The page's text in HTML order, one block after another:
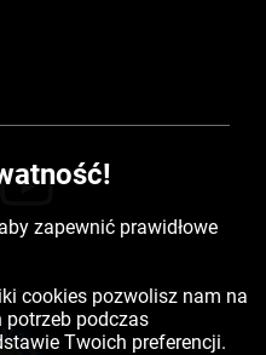
zapewnić prawidłowe
cookies pozwolisz nam na
podczas
Twoich preferencji.